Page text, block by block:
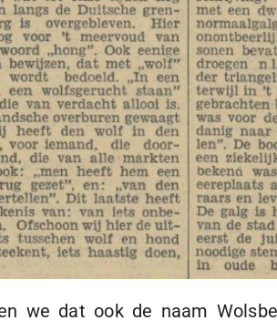
we dat ook de naam